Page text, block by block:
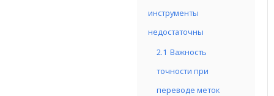
инструменты
недостаточны
2.1 Важность
точности при
переводе меток